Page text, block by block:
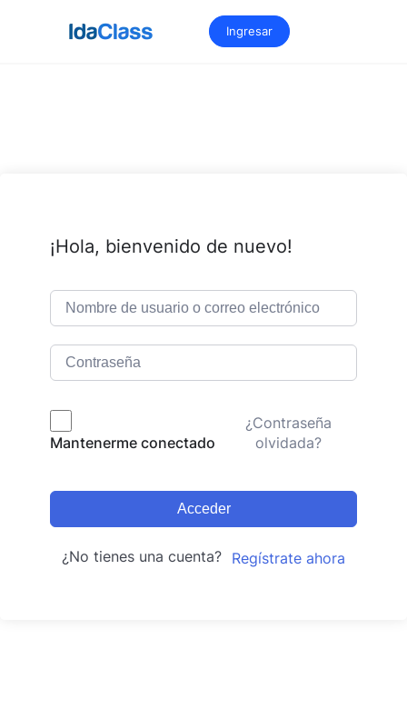
Ingresar
¡Hola, bienvenido de nuevo!
Mantenerme conectado
¿Contraseña
olvidada?
Acceder
¿No tienes una cuenta? Regístrate ahora